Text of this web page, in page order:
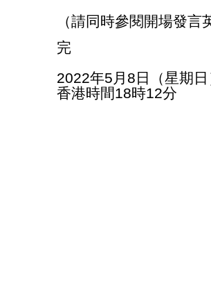
（請同時參閱開場發言
完
2022年5月8日（星期
香港時間18時12分